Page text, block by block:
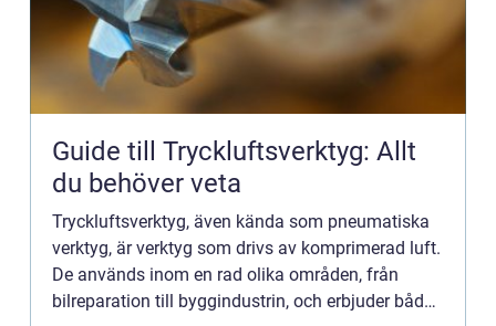
Guide till Tryckluftsverktyg: Allt
du behöver veta
Tryckluftsverktyg, även kända som pneumatiska
verktyg, är verktyg som drivs av komprimerad luft.
De används inom en rad olika områden, från
bilreparation till byggindustrin, och erbjuder både